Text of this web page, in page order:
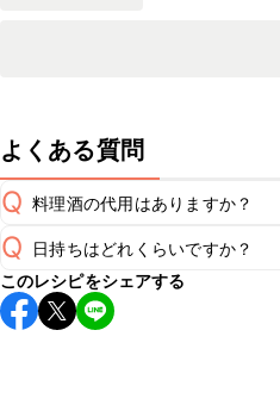
よくある質問
Q 料理酒の代用はありますか？
A
Q 日持ちはどれくらいですか？
保存期間は冷蔵で翌日中が目安
し上がりください。
このレシピをシェアする